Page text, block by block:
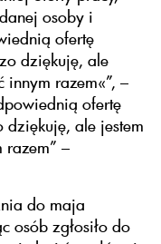
osoby i
ofertę
dziękuję, ale
innym razem«”, –
ofertę
ale jestem
razem” –
do maja
osób zgłosiło do